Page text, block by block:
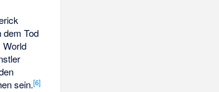
dem Tod
World
sein.[6]